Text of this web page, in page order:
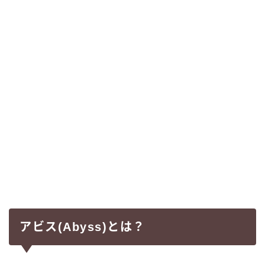
アビス(Abyss)とは？